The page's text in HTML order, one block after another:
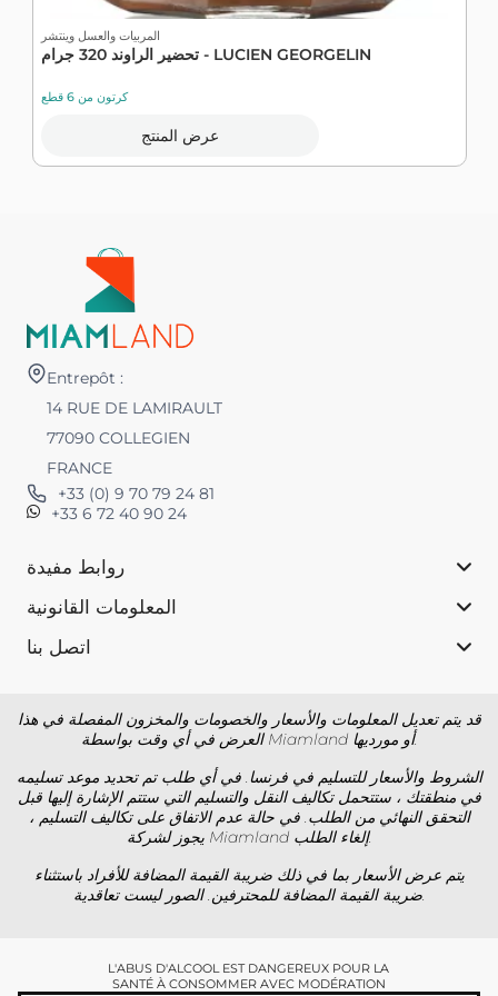
المربيات والعسل وينتشر
تحضير الراوند 320 جرام - LUCIEN GEORGELIN
كرتون من 6 قطع
عرض المنتج
Entrepôt :
14 RUE DE LAMIRAULT
77090 COLLEGIEN
FRANCE
+33 (0) 9 70 79 24 81
+33 6 72 40 90 24
روابط مفيدة
المعلومات القانونية
اتصل بنا
قد يتم تعديل المعلومات والأسعار والخصومات والمخزون المفصلة في هذا
العرض في أي وقت بواسطة Miamland أو مورديها.
الشروط والأسعار للتسليم في فرنسا. في أي طلب تم تحديد موعد تسليمه
في منطقتك ، ستتحمل تكاليف النقل والتسليم التي ستتم الإشارة إليها قبل
التحقق النهائي من الطلب. في حالة عدم الاتفاق على تكاليف التسليم ،
يجوز لشركة Miamland إلغاء الطلب.
يتم عرض الأسعار بما في ذلك ضريبة القيمة المضافة للأفراد باستثناء
ضريبة القيمة المضافة للمحترفين. الصور ليست تعاقدية.
L'ABUS D'ALCOOL EST DANGEREUX POUR LA
SANTÉ À CONSOMMER AVEC MODÉRATION